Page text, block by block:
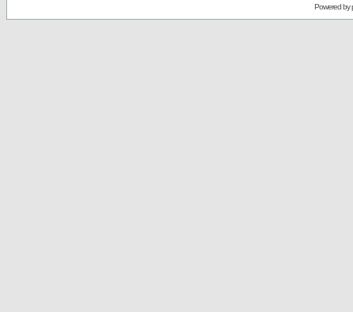
Powered by